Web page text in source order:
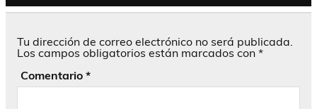
Tu dirección de correo electrónico no será publicada.
Los campos obligatorios están marcados con *
Comentario *